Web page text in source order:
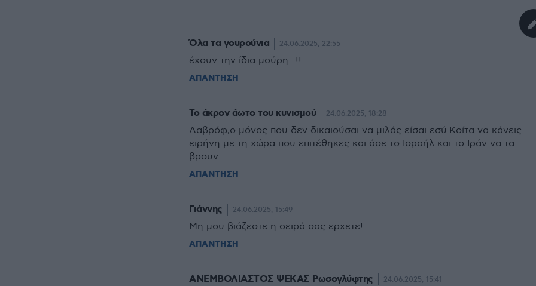
Όλα τα γουρούνια 24.06.2025, 22:55
έχουν την ίδια μούρη...!!
ΑΠΑΝΤΗΣΗ
Το άκρον άωτο του κυνισμού 24.06.2025, 18:28
Λαβρόφ,ο μόνος που δεν δικαιούσαι να μιλάς είσαι εσύ.Κοίτα να κάνεις
ειρήνη με τη χώρα που επιτέθηκες και άσε το Ισραήλ και το Ιράν να τα
βρουν.
ΑΠΑΝΤΗΣΗ
Γιάννης 24.06.2025, 15:49
Μη μου βιάζεστε η σειρά σας ερχετε!
ΑΠΑΝΤΗΣΗ
ΑΝΕΜΒΟΛΙΑΣΤΟΣ ΨΕΚΑΣ Ρωσογλύφτης 24.06.2025, 15:41